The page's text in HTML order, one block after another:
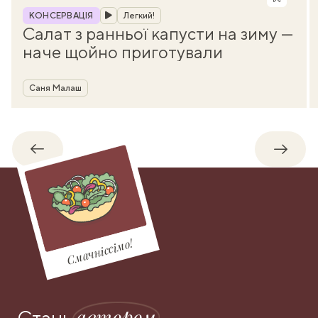
Рубрика
КОНСЕРВАЦІЯ Легкий!
Салат з ранньої капусти на зиму —
наче щойно приготували
Автор
Саня Малаш
Назад
Смачніссімо!